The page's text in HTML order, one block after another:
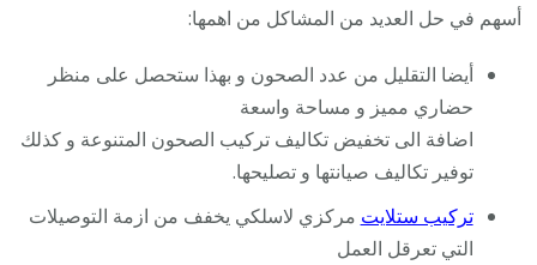
أسهم في حل العديد من المشاكل من اهمها:
أيضا التقليل من عدد الصحون و بهذا ستحصل على منظر
حضاري مميز و مساحة واسعة
اضافة الى تخفيض تكاليف تركيب الصحون المتنوعة و كذلك
توفير تكاليف صيانتها و تصليحها.
تركيب ستلايت مركزي لاسلكي يخفف من ازمة التوصيلات
التي تعرقل العمل